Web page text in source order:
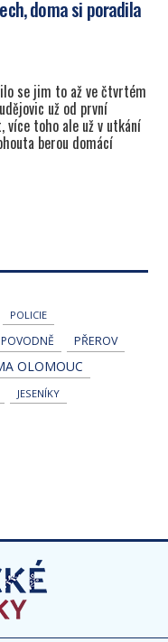
doma si poradila
se jim to až ve čtvrtém
už od první
více toho ale už v utkání
berou domácí
POLICIE
POVODNĚ PŘEROV
OLOMOUC
JESENÍKY